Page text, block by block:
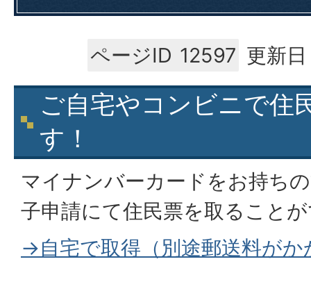
ページID 12597 更新
ご自宅やコンビニで住
す！
マイナンバーカードをお持ち
子申請にて住民票を取ること
→自宅で取得（別途郵送料がか